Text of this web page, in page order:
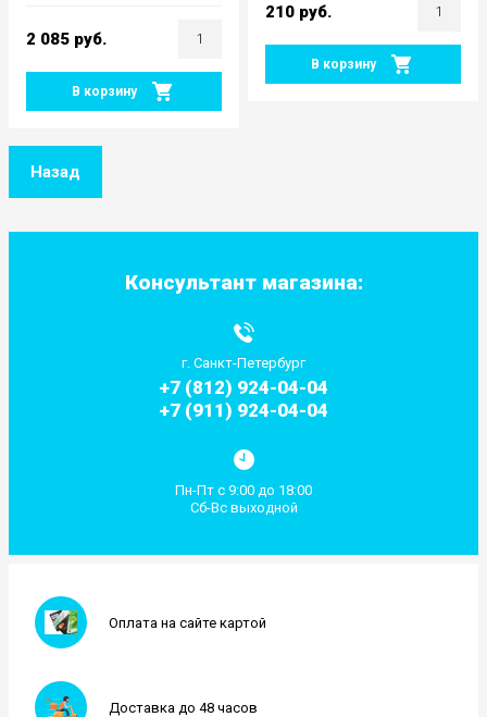
Консультант магазина:
г. Санкт-Петербург
+7 (812) 924-04-04
+7 (911) 924-04-04
Пн-Пт с 9:00 до 18:00
Сб-Вс выходной
Оплата на сайте картой
Доставка до 48 часов
2 085 руб.
В корзину
210 руб.
В корзину
Назад